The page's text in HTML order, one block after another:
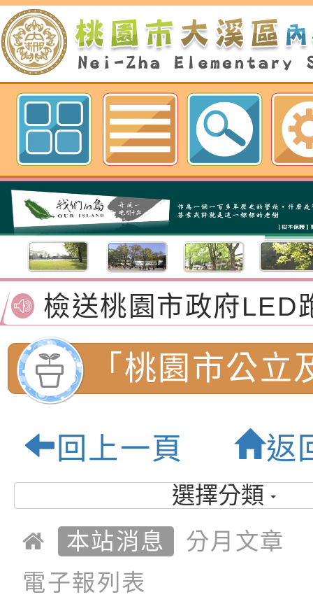
歡迎參觀：桃園市內柵國民小學網
函轉桃園市政府「
性(防空)演習執行計
轉桃園市政府「
（防空）演習－行動
演練」
檢送桃園市政府家庭
「115年度祖孫樂淘
節慶祝活動」海報電
函轉本府新聞處檢送
交通安全宣導標語播
道安宣導影像素材
檢送桃園市政府LED
字稿及LCD託播影片
檢送行政院新聞傳播
月份公共服務政策溝
訊
檢送本市馬祖新村眷
區《植地有聲》主題
有關本市辦理115年
專注力研習營 「正
緒學習與生命教育(
梯次)」
檢送桃園市政府LED
字稿及LCD託播影片
函轉「2026台東博
海報電子檔及活動介
檢送桃園市政府家庭
「小桃家7月課程資
「HELLO新鮮人」
有關本局115年「暑
年─青春專案」LED
為配合政府政策宣導
「桃園市公立
幼兒園招生網
4/24起開始報
情請上活動網
詢。:桃園市
回上一頁 返
選擇分類
本站消息
分月文章
電子報列表